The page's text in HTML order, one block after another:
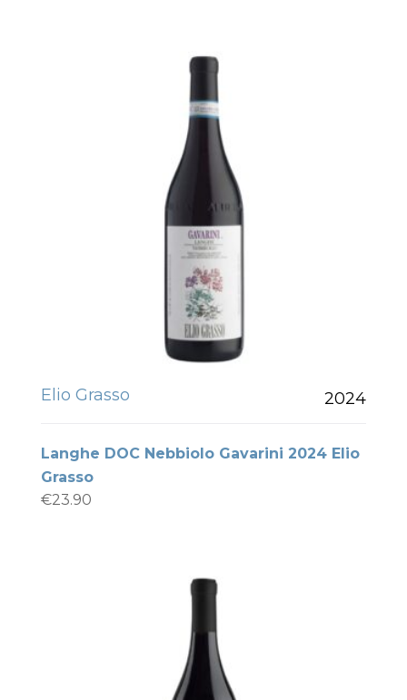
Elio Grasso 2024
Langhe DOC Nebbiolo Gavarini 2024 Elio
Grasso
€23.90